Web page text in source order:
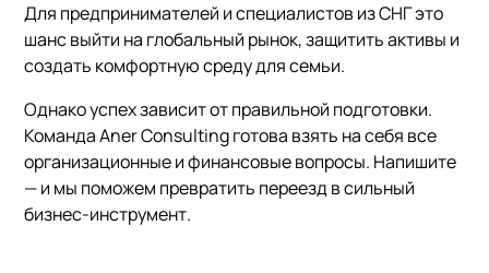
Для предпринимателей и специалистов из СНГ это
шанс выйти на глобальный рынок, защитить активы и
создать комфортную среду для семьи.
Однако успех зависит от правильной подготовки.
Команда Aner Consulting готова взять на себя все
организационные и финансовые вопросы. Напишите
— и мы поможем превратить переезд в сильный
бизнес-инструмент.